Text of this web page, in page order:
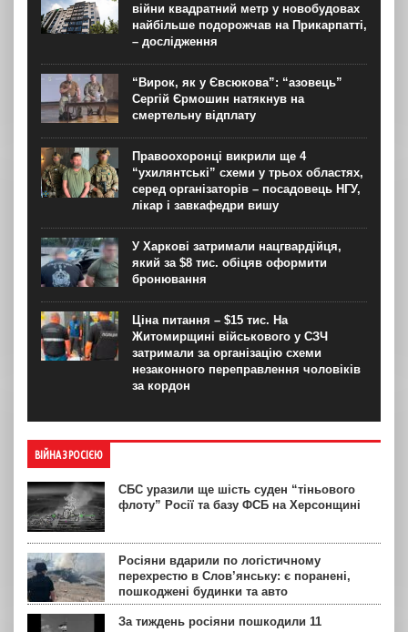
війни квадратний метр у новобудовах
найбільше подорожчав на Прикарпатті,
– дослідження
“Вирок, як у Євсюкова”: “азовець”
Сергій Єрмошин натякнув на
смертельну відплату
Правоохоронці викрили ще 4
“ухилянтські” схеми у трьох областях,
серед організаторів – посадовець НГУ,
лікар і завкафедри вишу
У Харкові затримали нацгвардійця,
який за $8 тис. обіцяв оформити
бронювання
Ціна питання – $15 тис. На
Житомирщині військового у СЗЧ
затримали за організацію схеми
незаконного переправлення чоловіків
за кордон
ВІЙНА З РОСІЄЮ
СБС уразили ще шість суден “тіньового
флоту” Росії та базу ФСБ на Херсонщині
Росіяни вдарили по логістичному
перехрестю в Слов’янську: є поранені,
пошкоджені будинки та авто
За тиждень росіяни пошкодили 11